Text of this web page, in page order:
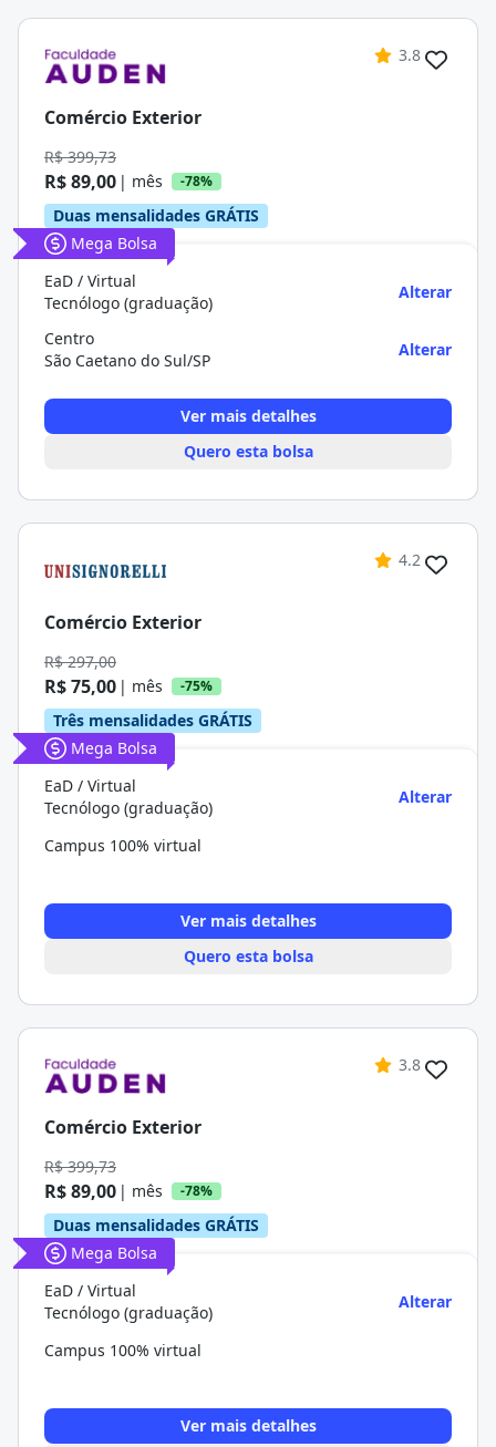
3.8
Comércio Exterior
R$ 399,73
R$ 89,00 | mês -78%
Duas mensalidades GRÁTIS
Mega Bolsa
EaD / Virtual
Tecnólogo (graduação)
Alterar
Centro
São Caetano do Sul/SP
Alterar
Ver mais detalhes
Quero esta bolsa
4.2
Comércio Exterior
R$ 297,00
R$ 75,00 | mês -75%
Três mensalidades GRÁTIS
Mega Bolsa
EaD / Virtual
Tecnólogo (graduação)
Alterar
Campus 100% virtual
Ver mais detalhes
Quero esta bolsa
3.8
Comércio Exterior
R$ 399,73
R$ 89,00 | mês -78%
Duas mensalidades GRÁTIS
Mega Bolsa
EaD / Virtual
Tecnólogo (graduação)
Alterar
Campus 100% virtual
Ver mais detalhes